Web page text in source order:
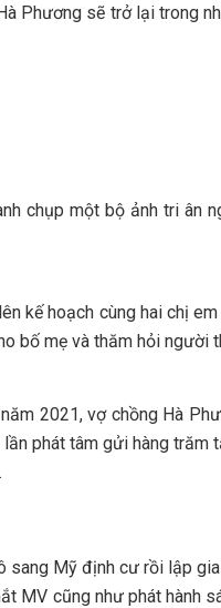
Phương sẽ trở lại trong
chụp một bộ ảnh tri ân
kế hoạch cùng hai chị
bố mẹ và thăm hỏi người
2021, vợ chồng Hà
phát tâm gửi hàng trăm
sang Mỹ định cư rồi lập
MV cũng như phát hành